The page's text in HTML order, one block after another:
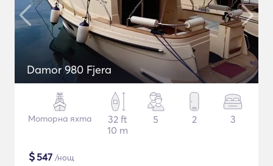
Damor 980 Fjera
Моторна яхта
32 ft
10 m
5 2 3
$547 /нощ